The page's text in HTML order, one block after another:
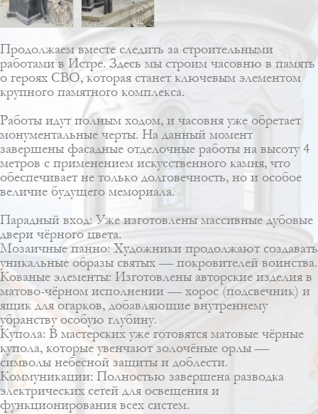
Продолжаем вместе следить за строительными
работами в Истре. Здесь мы строим часовню в память
о героях СВО, которая станет ключевым элементом
крупного памятного комплекса.
Работы идут полным ходом, и часовня уже обретает
монументальные черты. На данный момент
завершены фасадные отделочные работы на высоту 4
метров с применением искусственного камня, что
обеспечивает не только долговечность, но и особое
величие будущего мемориала.
Парадный вход: Уже изготовлены массивные дубовые
двери чёрного цвета.
Мозаичные панно: Художники продолжают создавать
уникальные образы святых — покровителей воинства.
Кованые элементы: Изготовлены авторские изделия в
матово-чёрном исполнении — хорос (подсвечник) и
ящик для огарков, добавляющие внутреннему
убранству особую глубину.
Купола: В мастерских уже готовятся матовые чёрные
купола, которые увенчают золочёные орлы —
символы небесной защиты и доблести.
Коммуникации: Полностью завершена разводка
электрических сетей для освещения и
функционирования всех систем.